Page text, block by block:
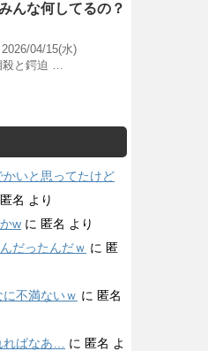
んな何してるの？
04/15(水)
殺と鍔迫 …
かいと思ってたけど
匿名 より
w に 匿名 より
だったんだｗ に 匿
に不満ないｗ に 匿名
ればなあ…
に 匿名 よ